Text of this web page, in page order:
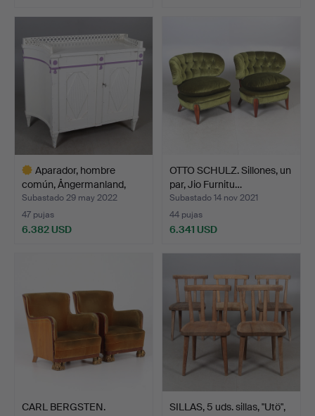
Aparador, hombre
común, Ångermanland,
sigl…
Subastado 29 may 2022
47 pujas
6.382 USD
OTTO SCHULZ. Sillones, un
par, Jio Furnitu…
Subastado 14 nov 2021
44 pujas
6.341 USD
CARL BERGSTEN.
SILLAS, 5 uds. sillas, "Utö",